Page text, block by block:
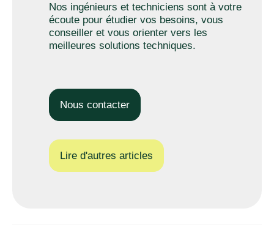
Nos ingénieurs et techniciens sont à votre
écoute pour étudier vos besoins, vous
conseiller et vous orienter vers les
meilleures solutions techniques.
Nous contacter
Lire d'autres articles